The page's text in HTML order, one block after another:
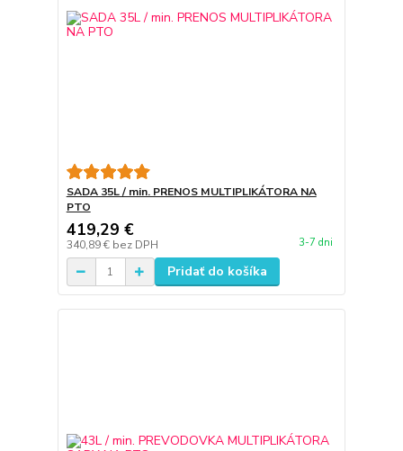
SADA 35L / min. PRENOS MULTIPLIKÁTORA NA
PTO
419,29 €
340,89 € bez DPH 3-7 dni
Pridať do košíka